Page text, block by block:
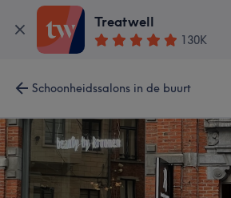
Treatwell
130K
Schoonheidssalons in de buurt